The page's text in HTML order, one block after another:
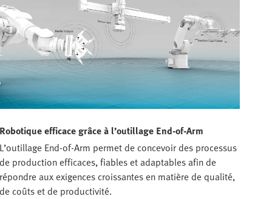
Robotique efficace grâce à l’outillage End-of-Arm
L’outillage End-of-Arm permet de concevoir des processus
de production efficaces, fiables et adaptables afin de
répondre aux exigences croissantes en matière de qualité,
de coûts et de productivité.